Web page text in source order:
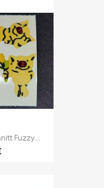
Fuzzy...